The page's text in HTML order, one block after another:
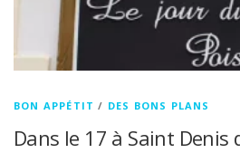
BON APPÉTIT / DES BONS PLANS
Dans le 17 à Saint Denis